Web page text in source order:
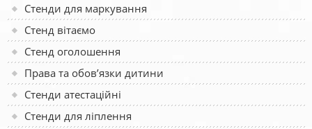
Стенди для маркування
Стенд вітаємо
Стенд оголошення
Права та обов’язки дитини
Стенди атестаційні
Стенди для ліплення